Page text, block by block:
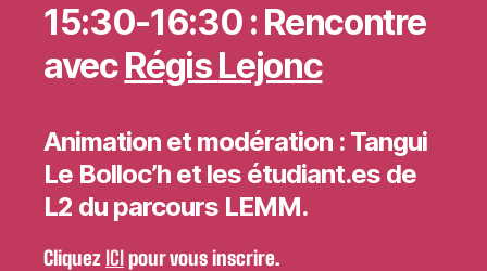
15:30-16:30 : Rencontre
avecRégisLejonc
Animation et modération : Tangui
Le Bolloc’h et les étudiant.es de
L2 du parcours LEMM.
Cliquez ICIpour vous inscrire.